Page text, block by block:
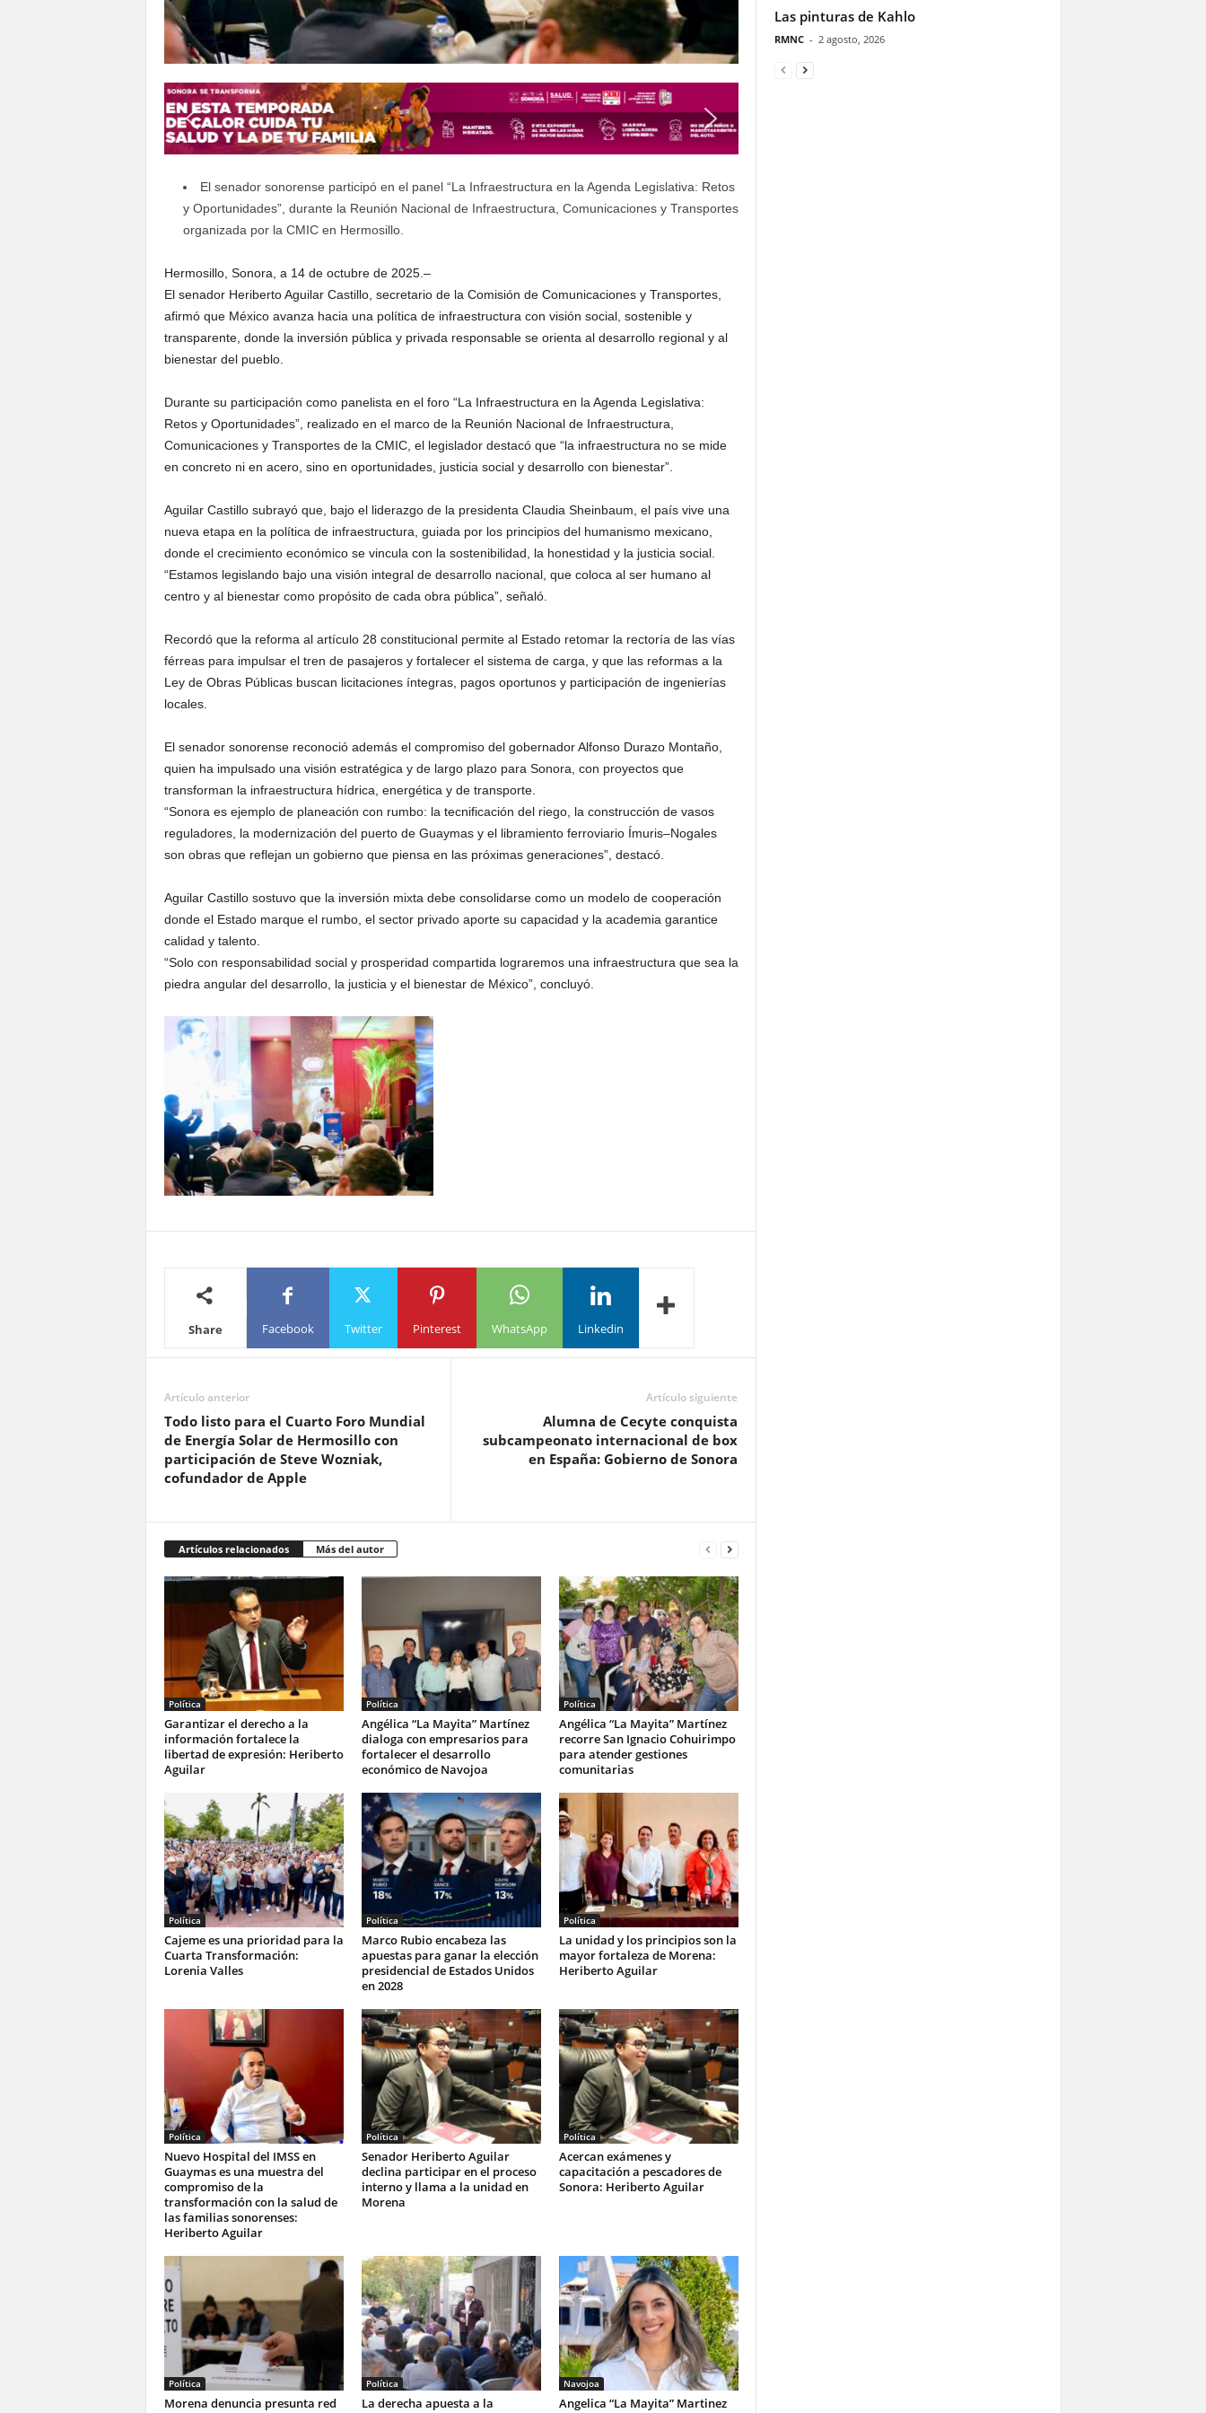
El senador sonorense participó en el panel “La Infraestructura en la Agenda Legislativa: Retos
y Oportunidades”, durante la Reunión Nacional de Infraestructura, Comunicaciones y Transportes
organizada por la CMIC en Hermosillo.
Hermosillo, Sonora, a 14 de octubre de 2025.–
El senador Heriberto Aguilar Castillo, secretario de la Comisión de Comunicaciones y Transportes,
afirmó que México avanza hacia una política de infraestructura con visión social, sostenible y
transparente, donde la inversión pública y privada responsable se orienta al desarrollo regional y al
bienestar del pueblo.
Durante su participación como panelista en el foro “La Infraestructura en la Agenda Legislativa:
Retos y Oportunidades”, realizado en el marco de la Reunión Nacional de Infraestructura,
Comunicaciones y Transportes de la CMIC, el legislador destacó que “la infraestructura no se mide
en concreto ni en acero, sino en oportunidades, justicia social y desarrollo con bienestar”.
Aguilar Castillo subrayó que, bajo el liderazgo de la presidenta Claudia Sheinbaum, el país vive una
nueva etapa en la política de infraestructura, guiada por los principios del humanismo mexicano,
donde el crecimiento económico se vincula con la sostenibilidad, la honestidad y la justicia social.
“Estamos legislando bajo una visión integral de desarrollo nacional, que coloca al ser humano al
centro y al bienestar como propósito de cada obra pública”, señaló.
Recordó que la reforma al artículo 28 constitucional permite al Estado retomar la rectoría de las vías
férreas para impulsar el tren de pasajeros y fortalecer el sistema de carga, y que las reformas a la
Ley de Obras Públicas buscan licitaciones íntegras, pagos oportunos y participación de ingenierías
locales.
El senador sonorense reconoció además el compromiso del gobernador Alfonso Durazo Montaño,
quien ha impulsado una visión estratégica y de largo plazo para Sonora, con proyectos que
transforman la infraestructura hídrica, energética y de transporte.
“Sonora es ejemplo de planeación con rumbo: la tecnificación del riego, la construcción de vasos
reguladores, la modernización del puerto de Guaymas y el libramiento ferroviario Ímuris–Nogales
son obras que reflejan un gobierno que piensa en las próximas generaciones”, destacó.
Aguilar Castillo sostuvo que la inversión mixta debe consolidarse como un modelo de cooperación
donde el Estado marque el rumbo, el sector privado aporte su capacidad y la academia garantice
calidad y talento.
“Solo con responsabilidad social y prosperidad compartida lograremos una infraestructura que sea la
piedra angular del desarrollo, la justicia y el bienestar de México”, concluyó.
Share Facebook Twitter Pinterest WhatsApp Linkedin
Artículo anterior
Todo listo para el Cuarto Foro Mundial
de Energía Solar de Hermosillo con
participación de Steve Wozniak,
cofundador de Apple
Artículo siguiente
Alumna de Cecyte conquista
subcampeonato internacional de box
en España: Gobierno de Sonora
Artículos relacionados Más del autor
Política
Garantizar el derecho a la
información fortalece la
libertad de expresión: Heriberto
Aguilar
Política
Angélica “La Mayita” Martínez
dialoga con empresarios para
fortalecer el desarrollo
económico de Navojoa
Política
Angélica “La Mayita” Martínez
recorre San Ignacio Cohuirimpo
para atender gestiones
comunitarias
Política
Cajeme es una prioridad para la
Cuarta Transformación:
Lorenia Valles
Política
Marco Rubio encabeza las
apuestas para ganar la elección
presidencial de Estados Unidos
en 2028
Política
La unidad y los principios son la
mayor fortaleza de Morena:
Heriberto Aguilar
Política
Nuevo Hospital del IMSS en
Guaymas es una muestra del
compromiso de la
transformación con la salud de
las familias sonorenses:
Heriberto Aguilar
Política
Senador Heriberto Aguilar
declina participar en el proceso
interno y llama a la unidad en
Morena
Política
Acercan exámenes y
capacitación a pescadores de
Sonora: Heriberto Aguilar
Política
Morena denuncia presunta red
Política
La derecha apuesta a la
Navojoa
Angelica “La Mayita” Martinez
Las pinturas de Kahlo
RMNC - 2 agosto, 2026